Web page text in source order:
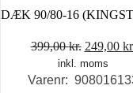
DÆK 90/80-16
399,00kr. Den
pris
249,00
inkl. moms
Varenr: